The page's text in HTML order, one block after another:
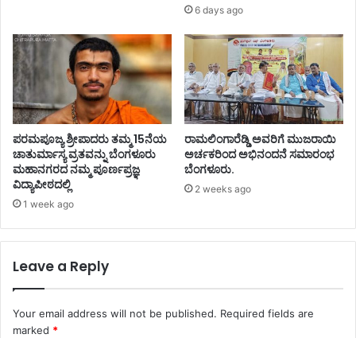
6 days ago
ಪರಮಪೂಜ್ಯ ಶ್ರೀಪಾದರು ತಮ್ಮ 15ನೆಯ
ಚಾತುರ್ಮಾಸ್ಯ ವ್ರತವನ್ನು ಬೆಂಗಳೂರು
ಮಹಾನಗರದ ನಮ್ಮ ಪೂರ್ಣಪ್ರಜ್ಞ
ವಿದ್ಯಾಪೀಠದಲ್ಲಿ
1 week ago
ರಾಮಲಿಂಗಾರೆಡ್ಡಿ ಅವರಿಗೆ ಮುಜರಾಯಿ
ಅರ್ಚಕರಿಂದ ಅಭಿನಂದನೆ ಸಮಾರಂಭ
ಬೆಂಗಳೂರು.
2 weeks ago
Leave a Reply
Your email address will not be published. Required fields are
marked *